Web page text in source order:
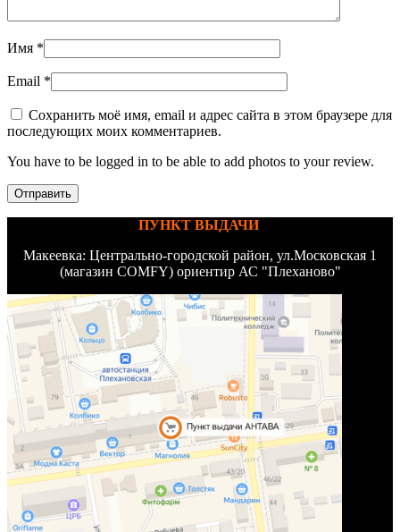
Имя *
Email *
Сохранить моё имя, email и адрес сайта в этом браузере для
последующих моих комментариев.
You have to be logged in to be able to add photos to your review.
ПУНКТ ВЫДАЧИ
Макеевка: Центрально-городской район, ул.Московская 1
(магазин COMFY) ориентир АС "Плеханово"